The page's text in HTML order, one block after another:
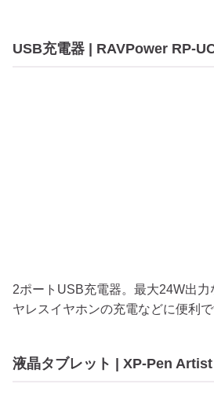
USB充電器 | RAVPower RP-
2ポートUSB充電器。最大24W出力
ヤレスイヤホンの充電などに便利で
液晶タブレット | XP-Pen